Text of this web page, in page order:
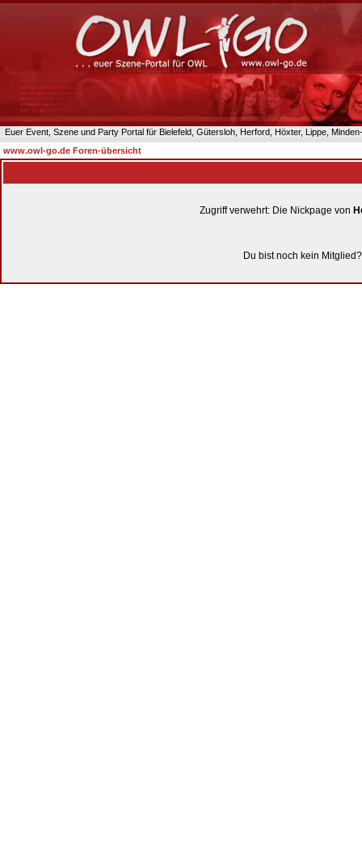
Euer Event, Szene und Party Portal für Bielefeld, Gütersloh, Herford, Höxter, Lippe,
www.owl-go.de Foren-übersicht
Zugriff verwehrt: Die Nickpage von
Du bist noch kein